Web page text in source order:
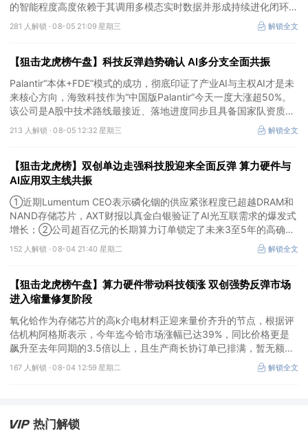
的智能程度高度依赖于其调用多模态实时数据并形成持续进化闭环的
能力，公司是全球首个完成TPC-DS测试并通过官方审计的数据库企
业；③2026年被多方定义为Robotaxi商业化元年，公司正从“传统
业从0到1的估值重估红利。
281 人解锁 ·08-05 21:09 星期三 解锁全文
【狙击龙虎榜午盘】科技反弹趋势确认 AI多分支全面共振
Palantir“本体+FDE”模式的成功，彻底印证了产业AI与主权AI才是未
来核心方向，海致科技作为“中国版Palantir”今天一度大涨超50%。
该公司是A股中技术路线最接近、落地进度同步且具备国家队资质的
核心标的，目前正处于从“数据智能基础设施”向“产业级AI Agent核
心供应商”跃迁的价值重估起点。
213 人解锁 ·08-05 12:32 星期三 解锁全文
【狙击龙虎榜】双创单边走强科技股迎来全面反弹 算力硬件与
AI应用双主线共振
①近期Lumentum CEO表示磷化铟的供应紧张程度已超越DRAM和
NAND存储芯片，AXT财报以真金白银验证了AI光互联需求的爆发式
增长；②公司超百亿元的长期算力订单锁定了未来3至5年的高确定
性收入，并正从行业的“签约潮”迈入“加价潮”这一关键阶段；③今年
下半年将迎来银行业务类智能体应用的落地破局，预计部分头部银行
核心基础设施供应商。
152 人解锁 ·08-04 21:40 星期二 解锁全文
【狙击龙虎榜午盘】算力硬件带动科技领涨 双创强势反弹市场
进入缩量修复阶段
氧化铪作为存储芯片的高k介电材料正迎来量价齐升的节点，根据评
估机构阿格斯表示，今年迄今铪市场涨幅已达39%，同比价格更是
飙升至去年同期的3.5倍以上，且生产商长协订单已排满，暂无额外
现货可即时出货。公司锆铪分离半工业化产线已可连续且稳定产出
4N级以上氧氯化铪及氧氯化锆，均为电子级产品，并已向下游半导
167 人解锁 ·08-04 12:59 星期二 解锁全文
热门解锁